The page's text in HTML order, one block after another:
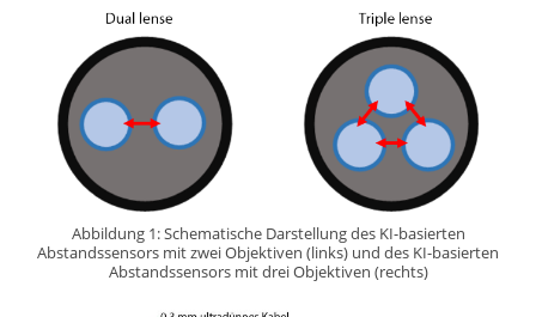
Abbildung 1: Schematische Darstellung des KI-basierten
Abstandssensors mit zwei Objektiven (links) und des KI-basierten
Abstandssensors mit drei Objektiven (rechts)